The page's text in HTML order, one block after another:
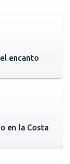
encanto
en la Costa